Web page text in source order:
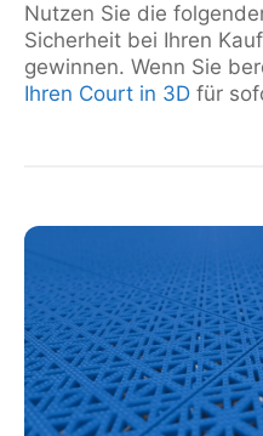
Nutzen Sie die
Sicherheit bei Ihren
gewinnen. Wenn Sie
Ihren Court in 3D für